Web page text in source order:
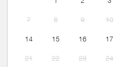
7 8 9 10
14 15 16 17
21 22 23 24